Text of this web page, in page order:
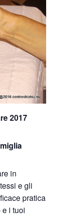
2017
in
e gli
pratica
i tuoi